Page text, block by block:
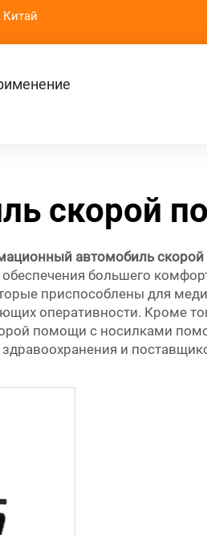
Китай
скорой
автомобиль
большего
приспособлены для
оперативности. Кроме
помощи с носилками
и